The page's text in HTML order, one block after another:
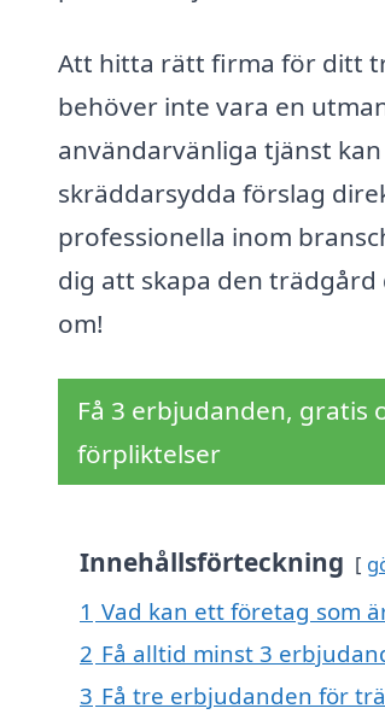
Att hitta rätt firma för ditt
behöver inte vara en
användarvänliga tjänst
skräddarsydda förslag
professionella inom
dig att skapa den
om!
Få 3 erbjudanden, gratis
förpliktelser
Innehållsförteckning
1 Vad kan ett företag som
2 Få alltid minst 3
3 Få tre erbjudanden för